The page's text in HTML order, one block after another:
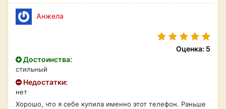
Анжела
Оценка: 5
Достоинства:
стильный
Недостатки:
нет
Хорошо, что я себе купила именно этот телефон. Раньше